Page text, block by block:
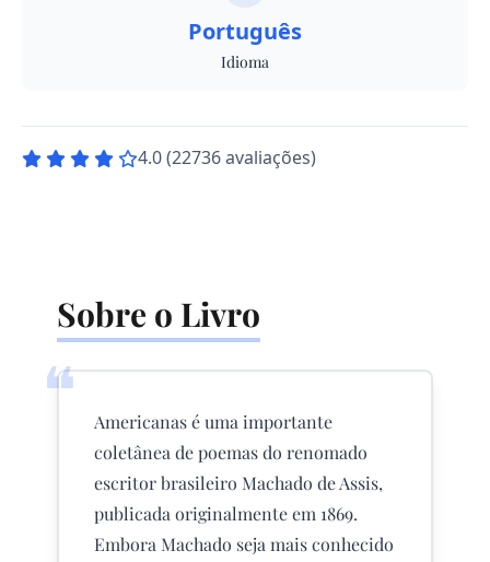
Português
Idioma
4.0 (22736 avaliações)
Sobre o Livro
❝
Americanas é uma importante
coletânea de poemas do renomado
escritor brasileiro Machado de Assis,
publicada originalmente em 1869.
Embora Machado seja mais conhecido